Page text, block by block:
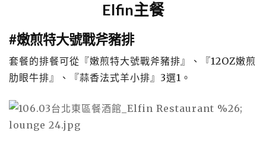
Elfin主餐
#嫩煎特大號戰斧豬排
套餐的排餐可從『嫩煎特大號戰斧豬排』、『12OZ嫩煎
肋眼牛排』、『蒜香法式羊小排』3選1。